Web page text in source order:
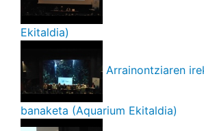
Ekitaldia)
Arrainontziaren
banaketa (Aquarium Ekitaldia)